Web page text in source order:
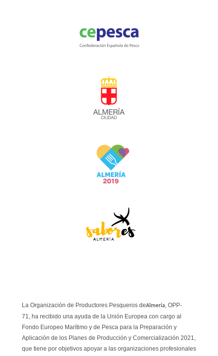
La Organización de Productores Pesqueros deAlmería, OPP-
71, ha recibido una ayuda de la Unión Europea con cargo al
Fondo Europeo Marítimo y de Pesca para la Preparación y
Aplicación de los Planes de Producción y Comercialización 2021,
que tiene por objetivos apoyar a las organizaciones profesionales